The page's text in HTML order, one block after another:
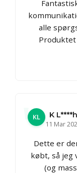
alle
KL
K L****h
11 Mar
Dette er
købt, så
(og